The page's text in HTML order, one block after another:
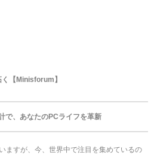
【Minisforum】
で、あなたのPCライフを革新
ますが、今、世界中で注目を集めているの